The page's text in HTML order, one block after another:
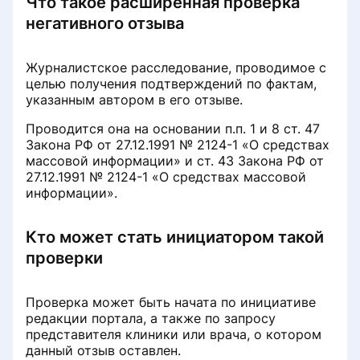
What document can confirm the
How to confirm an online
appointment when checking a
How to add a review
Why the review may be rejected and
The review was rejected. What
happens next
How to cancel an appointment at a
How to find a clinic on the
portalProDoctorov
How to find a clinic by type of
service or diagnosis on the
portalProDoctorov
tests
(обновление станет доступно
10.08.2026)
Record at the club price
How can a doctor update a portrait
How can a doctor update his place
of work
How the Online Gratitude system
works
Trust management
Doctor's contacts
Rules for posting responses to
reviews
Private chat with a patient
How to leave a review about a
medicine
Rules for posting drug reviews
Расширенная проверка
негативных отзывов
негативного отзыва
Журналистское расследование, проводимое с
целью получения подтверждений по фактам,
указанным автором в его отзыве.
Проводится она на основании п.п. 1 и 8 ст. 47
Закона РФ от 27.12.1991 № 2124-1 «О средствах
массовой информации» и ст. 43 Закона РФ от
27.12.1991 № 2124-1 «О средствах массовой
информации».
Кто может стать инициатором такой
проверки
Проверка может быть начата по инициативе
редакции портала, а также по запросу
представителя клиники или врача, о котором
данный отзыв оставлен.